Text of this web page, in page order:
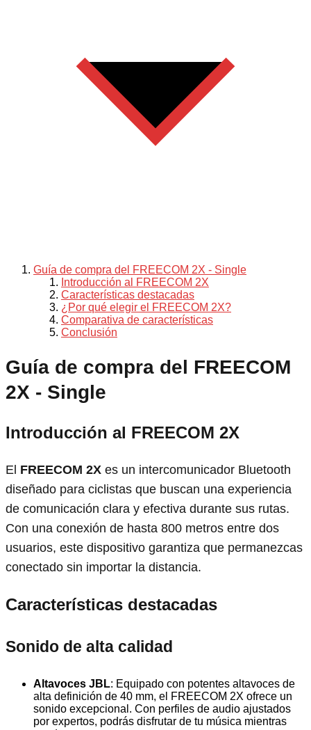
Guía de compra del FREECOM 2X - Single
Introducción al FREECOM 2X
Características destacadas
¿Por qué elegir el FREECOM 2X?
Comparativa de características
Conclusión
Guía de compra del FREECOM
2X - Single
Introducción al FREECOM 2X
El FREECOM 2X es un intercomunicador Bluetooth
diseñado para ciclistas que buscan una experiencia
de comunicación clara y efectiva durante sus rutas.
Con una conexión de hasta 800 metros entre dos
usuarios, este dispositivo garantiza que permanezcas
conectado sin importar la distancia.
Características destacadas
Sonido de alta calidad
Altavoces JBL: Equipado con potentes altavoces de
alta definición de 40 mm, el FREECOM 2X ofrece un
sonido excepcional. Con perfiles de audio ajustados
por expertos, podrás disfrutar de tu música mientras